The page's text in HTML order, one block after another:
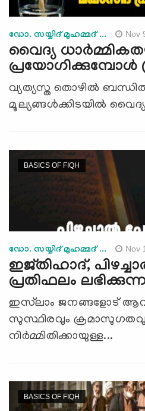
ഡോ. സയ്യിദ് മുഹമ്മദ് ... Nov
വൈദ്യ
പ്രയോഗിക്കുമ്പോള്‍
വ്യത്യസ്ത തൊഴില്‍
മൂല്യങ്ങള്‍ക്കിടയില്‍
BASICS OF FIQH
ഡോ. സയ്യിദ് മുഹമ്മദ് ... Nov
ഇജ്തിഹാദ്,
പ്രതിഫലം
ഇസ്‌ലാം ജനങ്ങളോട്
സുസ്ഥിരവും
നിര്‍മ്മിതിക്കായുള്ള...
BASICS OF FIQH